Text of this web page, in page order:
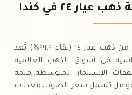
٢, دولار كندي
٢٤ في كندا
نصف أونصة = ١٥.٦ غرام من ذهب عيار ٢٤ (نقاء ٩٩.٩%).,تُعد
في أسواق الذهب العالمية
الاستثمار المتوسطة.,قيمة
تشمل سعر الصرف، معدلات